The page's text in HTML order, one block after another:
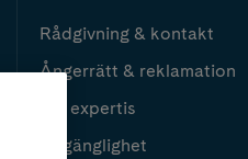
Rådgivning & kontakt
Ångerrätt & reklamation
Vår expertis
Tillgänglighet